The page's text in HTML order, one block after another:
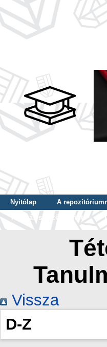
Nyitólap A
Tallózás szerző szerint
Vissza
D-Z